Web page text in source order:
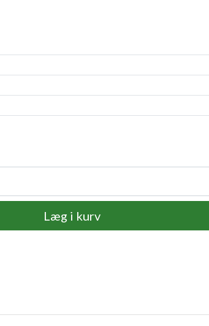
Læg i kurv